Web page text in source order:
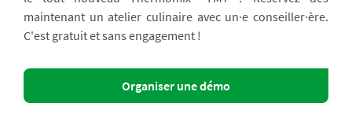
maintenant un atelier culinaire avec un·e conseiller·ère.
C'est gratuit et sans engagement !
Organiser une démo